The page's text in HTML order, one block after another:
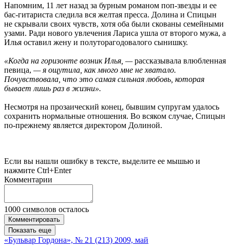
Напомним, 11 лет назад за бурным романом поп-звезды и ее
бас-гитариста следила вся желтая пресса. Долина и Спицын
не скрывали своих чувств, хотя оба были скованы семейными
узами. Ради нового увлечения Лариса ушла от второго мужа, а
Илья оставил жену и полуторагодовалого сынишку.
«Когда на горизонте возник Илья, —рассказывала влюбленная
певица, — я ощутила, как много мне не хватало.
Почувствовала, что это самая сильная любовь, которая
бывает лишь раз в жизни».
Несмотря на прозаический конец, бывшим супругам удалось
сохранить нормальные отношения. Во всяком случае, Спицын
по-прежнему является директором Долиной.
Если вы нашли ошибку в тексте, выделите ее мышью и
нажмите Ctrl+Enter
Комментарии
1000 символов осталось
Комментировать
Показать еще
«Бульвар Гордона», № 21 (213) 2009, май